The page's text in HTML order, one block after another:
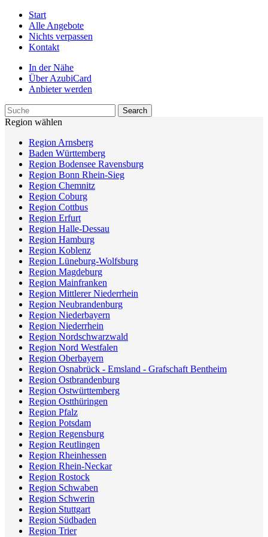
Start
Alle Angebote
Nichts verpassen
Kontakt
In der Nähe
Über AzubiCard
Anbieter werden
Region wählen
Region Arnsberg
Baden Württemberg
Region Bodensee Ravensburg
Region Bonn Rhein-Sieg
Region Chemnitz
Region Coburg
Region Cottbus
Region Erfurt
Region Halle-Dessau
Region Hamburg
Region Koblenz
Region Lüneburg-Wolfsburg
Region Magdeburg
Region Mainfranken
Region Mittlerer Niederrhein
Region Neubrandenburg
Region Niederbayern
Region Niederrhein
Region Nordschwarzwald
Region Nord Westfalen
Region Oberbayern
Region Osnabrück - Emsland - Grafschaft Bentheim
Region Ostbrandenburg
Region Ostwürttemberg
Region Ostthüringen
Region Pfalz
Region Potsdam
Region Regensburg
Region Reutlingen
Region Rheinhessen
Region Rhein-Neckar
Region Rostock
Region Schwaben
Region Schwerin
Region Stuttgart
Region Südbaden
Region Trier